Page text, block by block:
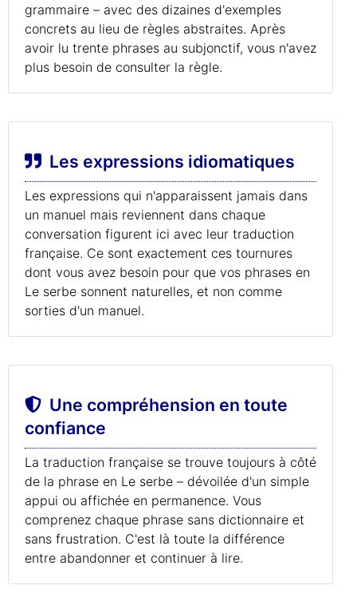
grammaire – avec des dizaines d'exemples
concrets au lieu de règles abstraites. Après
avoir lu trente phrases au subjonctif, vous n'avez
plus besoin de consulter la règle.
Les expressions idiomatiques
Les expressions qui n'apparaissent jamais dans
un manuel mais reviennent dans chaque
conversation figurent ici avec leur traduction
française. Ce sont exactement ces tournures
dont vous avez besoin pour que vos phrases en
Le serbe sonnent naturelles, et non comme
sorties d'un manuel.
Une compréhension en toute
confiance
La traduction française se trouve toujours à côté
de la phrase en Le serbe – dévoilée d'un simple
appui ou affichée en permanence. Vous
comprenez chaque phrase sans dictionnaire et
sans frustration. C'est là toute la différence
entre abandonner et continuer à lire.